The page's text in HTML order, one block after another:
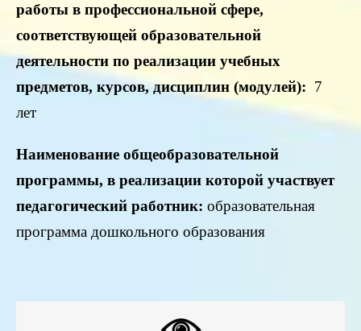
работы в профессиональной сфере,
соответствующей образовательной
деятельности по реализации учебных
предметов, курсов, дисциплин (модулей): 7
лет
Наименование общеобразовательной
программы, в реализации которой участвует
педагогический работник: образовательная
программа дошкольного образования